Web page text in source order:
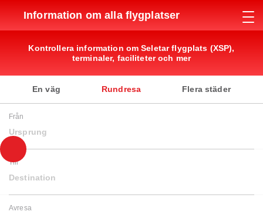
Information om alla flygplatser
Kontrollera information om Seletar flygplats (XSP),
terminaler, faciliteter och mer
En väg Rundresa Flera städer
Från
Ursprung
Till
Destination
Avresa